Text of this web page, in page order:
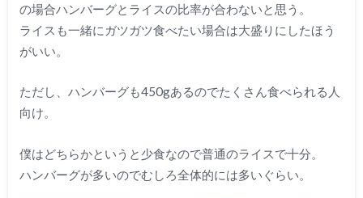
の場合ハンバーグとライスの比率が合わないと思う。
ライスも一緒にガツガツ食べたい場合は大盛りにしたほう
がいい。
ただし、ハンバーグも450gあるのでたくさん食べられる人
向け。
僕はどちらかというと少食なので普通のライスで十分。
ハンバーグが多いのでむしろ全体的には多いぐらい。